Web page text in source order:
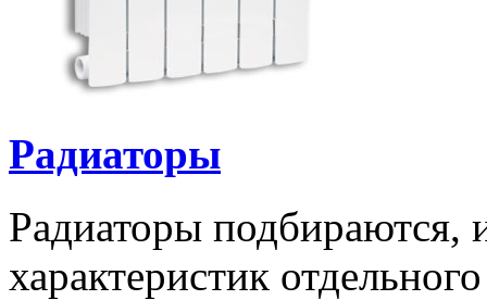
Радиаторы
Радиаторы подбираются,
характеристик